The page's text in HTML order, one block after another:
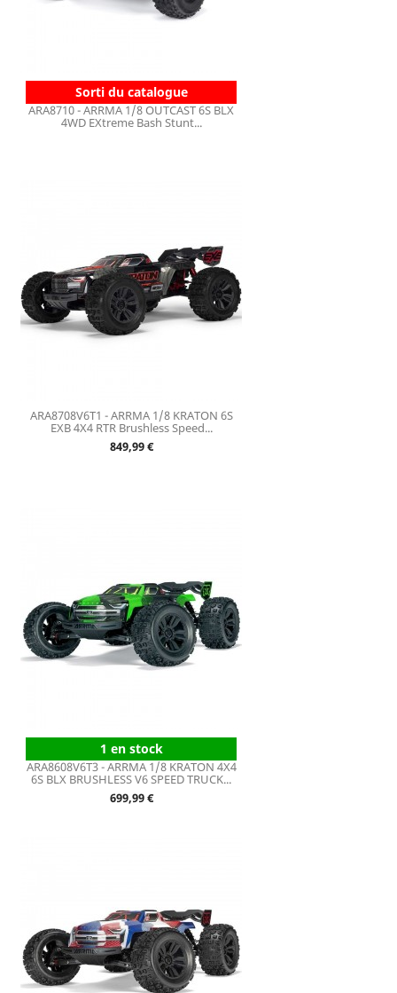
Sorti du catalogue
ARA8710 - ARRMA 1/8 OUTCAST 6S BLX
4WD EXtreme Bash Stunt...
ARA8708V6T1 - ARRMA 1/8 KRATON 6S
EXB 4X4 RTR Brushless Speed...
Prix
849,99 €
1 en stock
ARA8608V6T3 - ARRMA 1/8 KRATON 4X4
6S BLX BRUSHLESS V6 SPEED TRUCK...
Prix
699,99 €